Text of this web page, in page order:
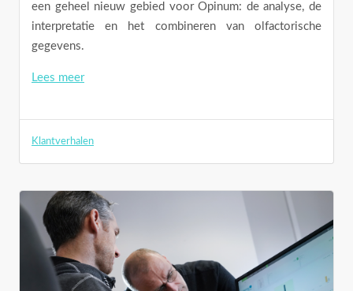
een geheel nieuw gebied voor Opinum: de analyse, de
interpretatie en het combineren van olfactorische
gegevens.
Lees meer
Klantverhalen